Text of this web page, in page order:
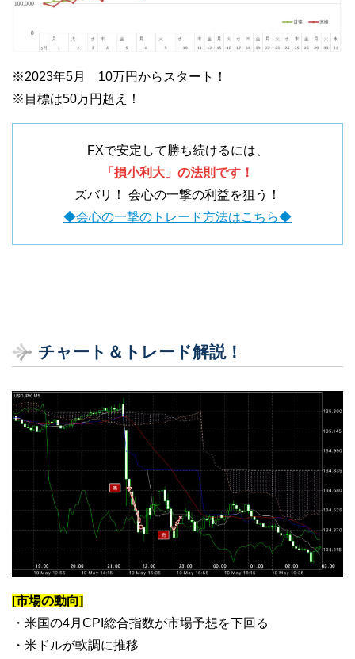
※2023年5月 10万円からスタート！
※目標は50万円超え！
FXで安定して勝ち続けるには、
「損小利大」の法則です！
ズバリ！ 会心の一撃の利益を狙う！
◆会心の一撃のトレード方法はこちら◆
チャート＆トレード解説！
[市場の動向]
・米国の4月CPI総合指数が市場予想を下回る
・米ドルが軟調に推移